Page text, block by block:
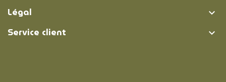
Légal 
Service client 